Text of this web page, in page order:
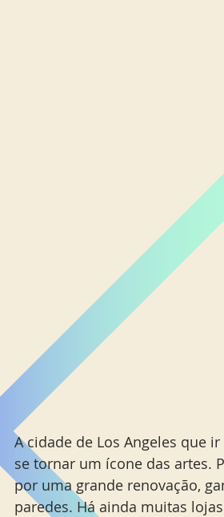
A cidade de Los Angeles que
se tornar um ícone das artes.
por uma grande renovação,
paredes. Há ainda muitas